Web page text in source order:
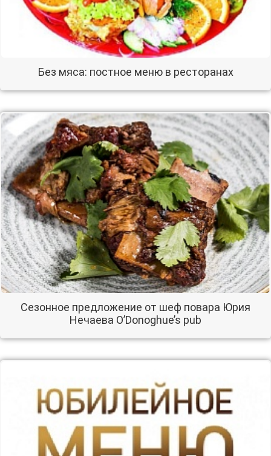
Без мяса: постное меню в ресторанах
Сезонное предложение от шеф повара Юрия
Нечаева O’Donoghue’s pub